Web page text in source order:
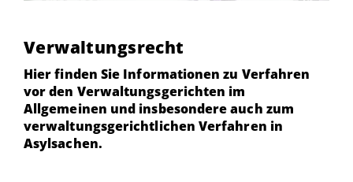
Verwaltungsrecht
Hier finden Sie Informationen zu Verfahren
vor den Verwaltungsgerichten im
Allgemeinen und insbesondere auch zum
verwaltungsgerichtlichen Verfahren in
Asylsachen.